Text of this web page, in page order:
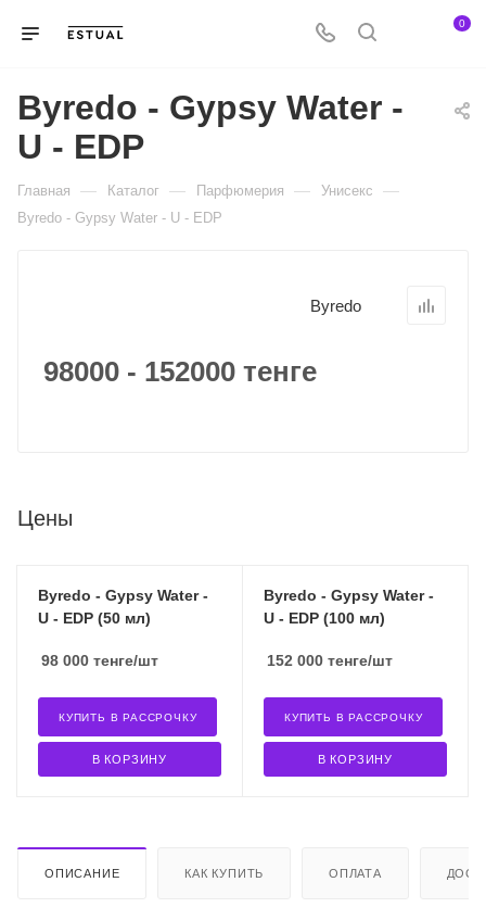
0
Byredo - Gypsy Water -
U - EDP
Главная — Каталог — Парфюмерия — Унисекс —
Byredo - Gypsy Water - U - EDP
Byredo
98000 - 152000 тенге
Цены
Byredo - Gypsy Water -
U - EDP (50 мл)
98 000 тенге/шт
В КОРЗИНУ
КУПИТЬ В РАССРОЧКУ
Byredo - Gypsy Water -
U - EDP (100 мл)
152 000 тенге/шт
В КОРЗИНУ
КУПИТЬ В РАССРОЧКУ
ОПИСАНИЕ КАК КУПИТЬ ОПЛАТА